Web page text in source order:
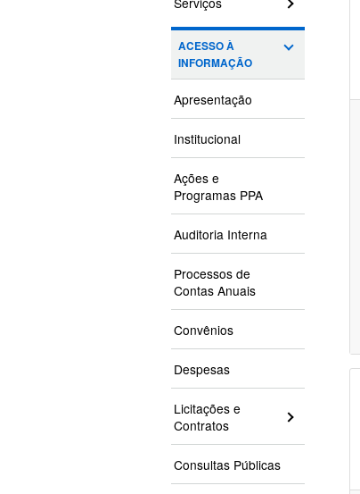
ACESSO À
INFORMAÇÃO
Apresentação
Institucional
Ações e
Programas PPA
Auditoria Interna
Processos de
Contas Anuais
Convênios
Despesas
Licitações e
Contratos
Consultas Públicas